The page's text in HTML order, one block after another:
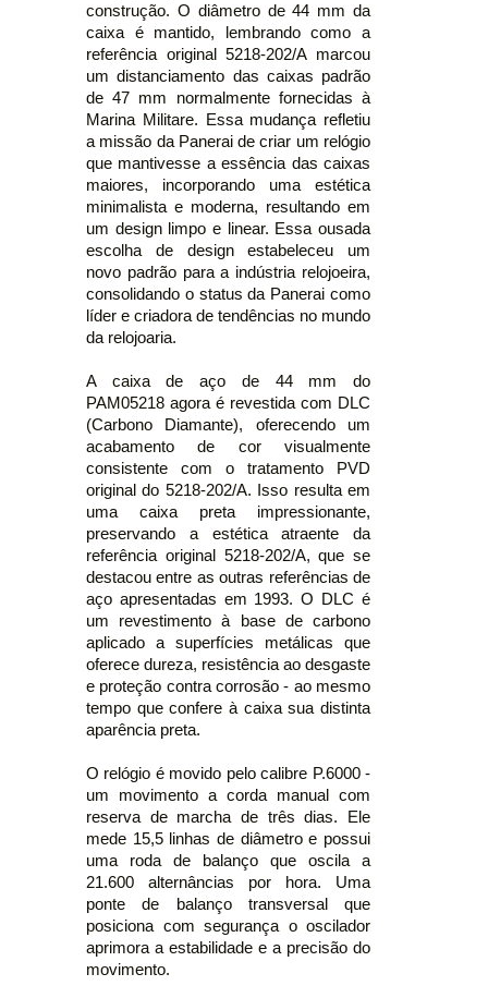
construção. O diâmetro de 44 mm da
caixa é mantido, lembrando como a
referência original 5218-202/A marcou
um distanciamento das caixas padrão
de 47 mm normalmente fornecidas à
Marina Militare. Essa mudança refletiu
a missão da Panerai de criar um relógio
que mantivesse a essência das caixas
maiores, incorporando uma estética
minimalista e moderna, resultando em
um design limpo e linear. Essa ousada
escolha de design estabeleceu um
novo padrão para a indústria relojoeira,
consolidando o status da Panerai como
líder e criadora de tendências no mundo
da relojoaria.
A caixa de aço de 44 mm do
PAM05218 agora é revestida com DLC
(Carbono Diamante), oferecendo um
acabamento de cor visualmente
consistente com o tratamento PVD
original do 5218-202/A. Isso resulta em
uma caixa preta impressionante,
preservando a estética atraente da
referência original 5218-202/A, que se
destacou entre as outras referências de
aço apresentadas em 1993. O DLC é
um revestimento à base de carbono
aplicado a superfícies metálicas que
oferece dureza, resistência ao desgaste
e proteção contra corrosão - ao mesmo
tempo que confere à caixa sua distinta
aparência preta.
O relógio é movido pelo calibre P.6000 -
um movimento a corda manual com
reserva de marcha de três dias. Ele
mede 15,5 linhas de diâmetro e possui
uma roda de balanço que oscila a
21.600 alternâncias por hora. Uma
ponte de balanço transversal que
posiciona com segurança o oscilador
aprimora a estabilidade e a precisão do
movimento.